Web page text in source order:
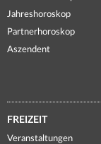
Jahreshoroskop
Partnerhoroskop
Aszendent
FREIZEIT
Veranstaltungen